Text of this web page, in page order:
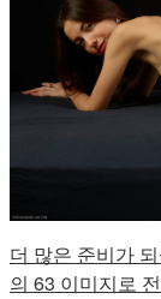
더 많은 준비가
의 63 이미지로